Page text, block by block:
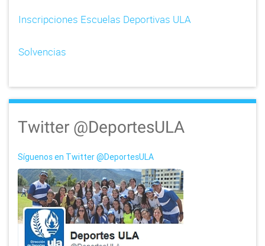
Inscripciones Escuelas Deportivas ULA
Solvencias
Twitter @DeportesULA
Síguenos en Twitter @DeportesULA